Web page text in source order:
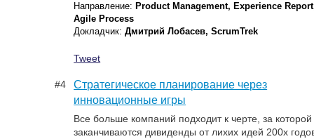
Направление: Product Management, Experience
Agile Process
Докладчик:Дмитрий Лобасев, ScrumTrek
Tweet
#4
Стратегическое планирование через
инновационные игры
Все больше компаний подходит к черте, за которой
заканчиваются дивиденды от лихих идей 200х